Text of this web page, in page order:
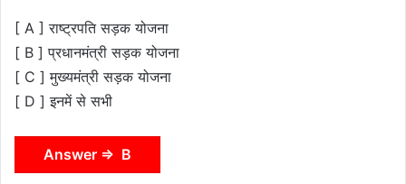
[ A ] राष्ट्रपति सड़क योजना
[ B ] प्रधानमंत्री सड़क योजना
[ C ] मुख्यमंत्री सड़क योजना
[ D ] इनमें से सभी
Answer ⇒ B